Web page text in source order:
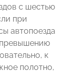
с шестью
при
автопоезда
к
полотно,